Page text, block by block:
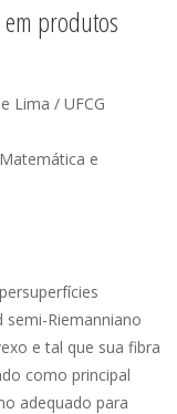
produtos
Lima / UFCG
e
Riemanniano
e tal que sua fibra
como principal
adequado para